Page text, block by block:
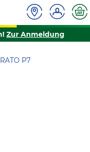
Zur Anmeldung
P7